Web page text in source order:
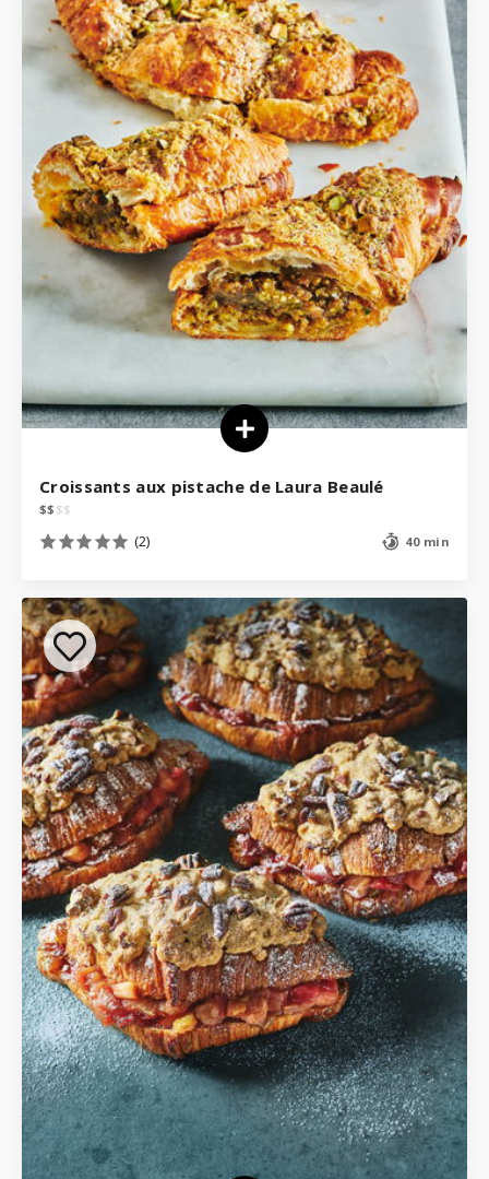
Croissants aux pistache de Laura Beaulé
$$ $$
(2) 40 min